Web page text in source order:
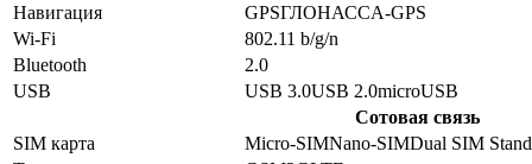
Навигация
GPSГЛОНАССA-GPS
Wi-Fi
802.11 b/g/n
Bluetooth
2.0
USB
USB 3.0USB 2.0microUSB
Сотовая связь
SIM карта
Micro-SIMNano-SIMDual SIM